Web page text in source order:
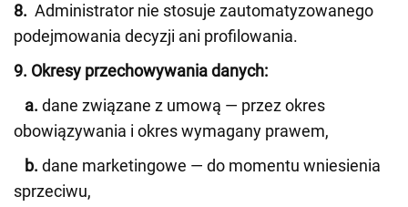
8. Administrator nie stosuje zautomatyzowanego
podejmowania decyzji ani profilowania.
9. Okresy przechowywania danych:
a. dane związane z umową — przez okres
obowiązywania i okres wymagany prawem,
b. dane marketingowe — do momentu wniesienia
sprzeciwu,